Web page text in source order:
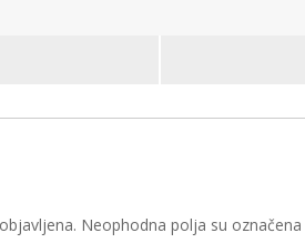
Neophodna polja su označena